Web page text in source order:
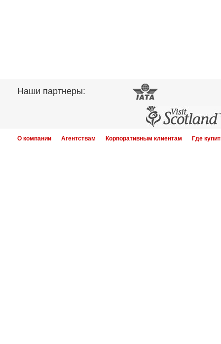
Наши партнеры:
О компании Агентствам Корпоративным клиентам Где